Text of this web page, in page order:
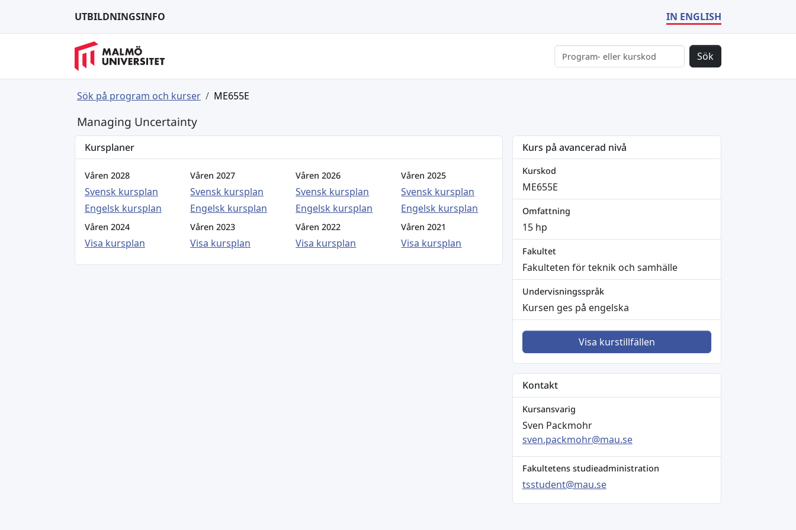
UTBILDNINGSINFO IN ENGLISH
Sök
Sök på program och kurser ME655E
Managing Uncertainty
Kursplaner
Våren 2028
Svensk kursplan
Engelsk kursplan
Våren 2027
Svensk kursplan
Engelsk kursplan
Våren 2026
Svensk kursplan
Engelsk kursplan
Våren 2025
Svensk kursplan
Engelsk kursplan
Våren 2024
Visa kursplan
Våren 2023
Visa kursplan
Våren 2022
Visa kursplan
Våren 2021
Visa kursplan
Kurs på avancerad nivå
Kurskod
ME655E
Omfattning
15 hp
Fakultet
Fakulteten för teknik och samhälle
Undervisningsspråk
Kursen ges på engelska
Visa kurstillfällen
Kontakt
Kursansvarig
Sven Packmohr
sven.packmohr@mau.se
Fakultetens studieadministration
tsstudent@mau.se